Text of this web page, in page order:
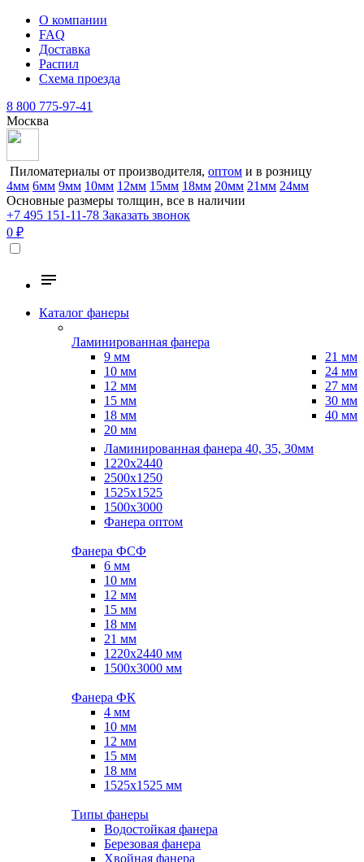
О компании
FAQ
Доставка
Распил
Схема проезда
8 800 775-97-41
Москва
Пиломатериалы от производителя, оптом и в розницу
4мм 6мм 9мм 10мм 12мм 15мм 18мм 20мм 21мм 24мм
Основные размеры толщин, все в наличии
+7 495 151-11-78 Заказать звонок
0 ₽
Каталог фанеры
Ламинированная фанера
9 мм
10 мм
12 мм
15 мм
18 мм
20 мм
21 мм
24 мм
27 мм
30 мм
40 мм
Ламинированная фанера 40, 35, 30мм
1220x2440
2500x1250
1525x1525
1500x3000
Фанера оптом
Фанера ФСФ
6 мм
10 мм
12 мм
15 мм
18 мм
21 мм
1220х2440 мм
1500х3000 мм
Фанера ФК
4 мм
10 мм
12 мм
15 мм
18 мм
1525х1525 мм
Типы фанеры
Водостойкая фанера
Березовая фанера
Хвойная фанера